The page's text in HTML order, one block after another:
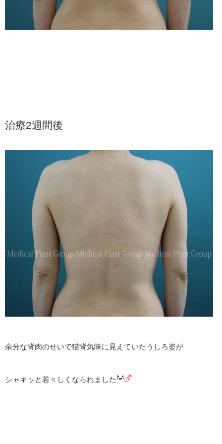
治療2週間後
余分な背肉のせいで猫背気味に見えていたうしろ姿が
シャキッと若々しくなられました